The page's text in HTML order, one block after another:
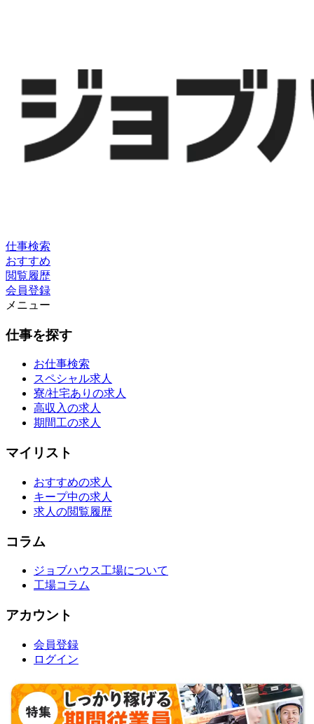
仕事検索
おすすめ
閲覧履歴
会員登録
メニュー
仕事を探す
お仕事検索
スペシャル求人
寮/社宅ありの求人
高収入の求人
期間工の求人
マイリスト
おすすめの求人
キープ中の求人
求人の閲覧履歴
コラム
ジョブハウス工場について
工場コラム
アカウント
会員登録
ログイン